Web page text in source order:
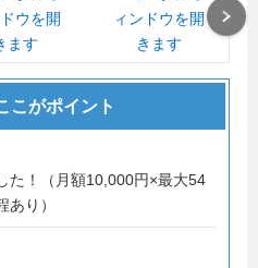
鹿児島まで
す。
っております。
沢山教えてほしいです！／
り楽しみにしております。
こがポイント
た！（月額10,000円×最大54
り）